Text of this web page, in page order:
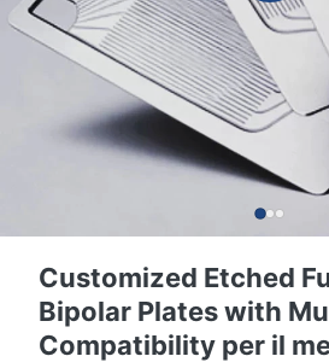
Customized Etched
Bipolar Plates with
Compatibility per il